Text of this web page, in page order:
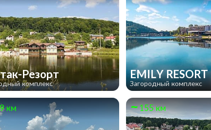
Резорт
комплекс
EMILY RESORT
Загородный комплекс
км 155 км